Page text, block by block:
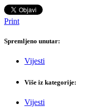
Print
Spremljeno unutar:
Vijesti
Više iz kategorije:
Vijesti